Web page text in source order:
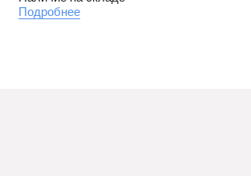
Подробнее